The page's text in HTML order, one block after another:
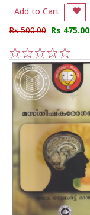
Add to Cart
Rs 500.00 Rs 475.00
5
4
3
2
1